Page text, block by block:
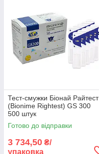
Тест-смужки Біонай Райтест
(Bionime Rightest) GS 300
500 штук
Готово до відправки
3 734,50 ₴/
упаковка